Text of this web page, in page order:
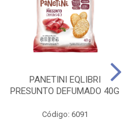
PANETINI EQLIBRI
PRESUNTO DEFUMADO 40G
Código: 6091